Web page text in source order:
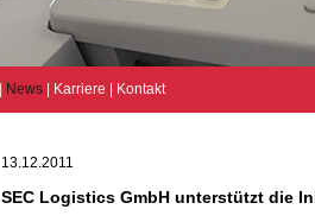
News Karriere Kontakt
13.12.2011
SEC Logistics GmbH unterstützt die